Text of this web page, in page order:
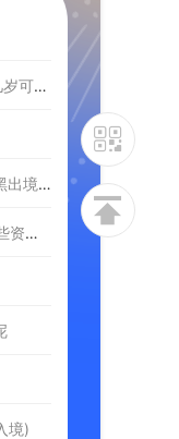
办理菲律宾的儿童护照需要什么材料？小孩几岁可以办？
菲律宾旅游签逾期多久才才需要保黑出境 保黑出境的流程是什么
如何办理菲律宾落地签回国要去nbi吗，要那些资料？
境)